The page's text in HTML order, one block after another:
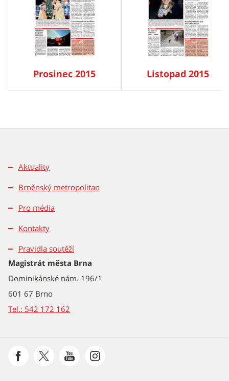
Prosinec 2015 Listopad 2015
Aktuality
Brněnský metropolitan
Pro média
Kontakty
Pravidla soutěží
Magistrát města Brna
Dominikánské nám. 196/1
601 67 Brno
Tel.: 542 172 162